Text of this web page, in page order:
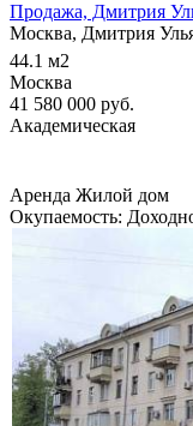
Продажа, Дмитрия
Москва, Дмитрия
44.1 м2
Москва
41 580 000 руб.
Академическая
Аренда Жилой дом
Окупаемость: